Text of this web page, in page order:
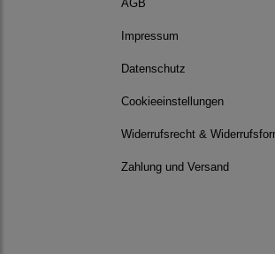
AGB
Impressum
Datenschutz
Cookieeinstellungen
Widerrufsrecht &
Zahlung und Versand